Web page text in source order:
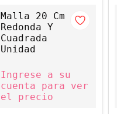
Malla 20 Cm
Redonda Y
Cuadrada
Unidad
Ingrese a su
cuenta para ver
el precio